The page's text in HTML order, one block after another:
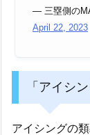
— 三塁側の
April 22, 2023
「アイシ
アイシングの